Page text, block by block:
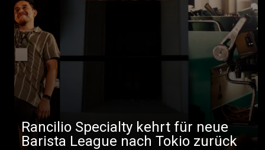
Rancilio Specialty kehrt für neue
Barista League nach Tokio zurück